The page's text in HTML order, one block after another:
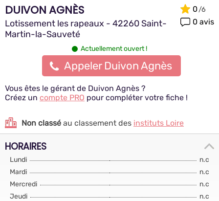
DUIVON AGNÈS
Lotissement les rapeaux - 42260 Saint-
Martin-la-Sauveté
0
0 avis
Actuellement ouvert !
Appeler Duivon Agnès
Vous êtes le gérant de Duivon Agnès ?
Créez un compte PRO pour compléter votre fiche !
Non classé au classement des instituts Loire
HORAIRES
Lundi
n.c
Mardi
n.c
Mercredi
n.c
Jeudi
n.c